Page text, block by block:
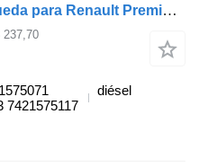
Renault 85107749 buje de rueda para Renault Premium, Premium 2 (1996-2014) cabeza tractora
237,70
7421575117
diésel